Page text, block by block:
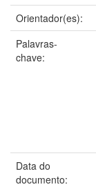
Orientador(es):
Palavras-
chave:
Data do
documento: